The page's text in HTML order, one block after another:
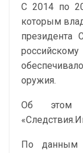
С 2014 по
которым
президента
оружия.
Об
По данным